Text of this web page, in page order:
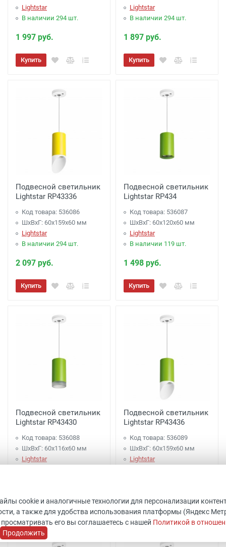
Lightstar
В наличии 294 шт.
1 997 руб.
Купить
Lightstar
В наличии 294 шт.
1 897 руб.
Купить
Подвесной светильник
Lightstar RP43336
Код товара: 536086
ШхВхГ: 60x159x60 мм
Lightstar
В наличии 294 шт.
2 097 руб.
Купить
Подвесной светильник
Lightstar RP434
Код товара: 536087
ШхВхГ: 60x120x60 мм
Lightstar
В наличии 119 шт.
1 498 руб.
Купить
Подвесной светильник
Lightstar RP43430
Код товара: 536088
ШхВхГ: 60x116x60 мм
Lightstar
Купить
Подвесной светильник
Lightstar RP43436
Код товара: 536089
ШхВхГ: 60x159x60 мм
Lightstar
Купить
cookie и аналогичные технологии для персонализации
а также для удобства использования платформы (Яндекс
его вы соглашаетесь с нашей Политикой в
Продолжить